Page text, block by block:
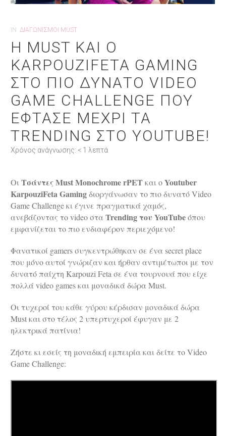
IN ΔΙΑΓΩΝΙΣΜΟΙ MUST
H MUST ΚΑΙ Ο
KARPOUZIFETA GAMING
ΣΤΟ ΠΙΟ ΔΥΝΑΤΟ VIDEO
GAME CHALLENGE ΠΟΥ
ΕΦΤΑΣΕ ΜΕΧΡΙ ΤΑ
TRENDING ΣΤΟ YOUTUBE!
Χρόνος ανάγνωσης: < 1 λεπτά
ΟιΤσάντες Must Monochrome rPET και oYoutuber
KarpouziFeta Gamingδιοργάνωσαν το πιο δυνατό Video
Game Challenge κι έγινε πραγματικά χαμός,
ανεβάζοντας το video σταTrending του YouTubeόπου
εμφανίζεται το πιο ενδιαφέρον περιεχόμενο!
Φανατικοί gamers συγκεντρώθηκαν σε ένα secret place
που μόνο αυτοί γνώριζαν και ήρθαν αντιμέτωποι με τον
δυνατό παίχτη Karpouzi Feta σε ένα τουρνουά που είχε
πολλά video games και μοναδικά δώρα Must.
Οι τυχεροί του κάθε γύρου κέρδισαν μοναδικά δώρα
Must και στο τέλος 2 υπερτυχεροί έφυγαν με 2
ηλεκτρικά πατίνια!
Ζήστε κι εσείς τη μοναδική εμπειρία και δείτε το Video
Game Challenge: